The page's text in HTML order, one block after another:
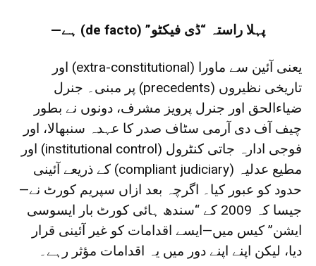
پہلا راستہ “ڈی فیکٹو” (de facto) ہے—
یعنی آئین سے ماورا (extra-constitutional) اور
تاریخی نظیروں (precedents) پر مبنی۔ جنرل
ضیاءالحق اور جنرل پرویز مشرف، دونوں نے بطور
چیف آف دی آرمی سٹاف صدر کا عہدہ سنبھالا، اور
فوجی ادارہ جاتی کنٹرول (institutional control) اور
مطیع عدلیہ (compliant judiciary) کے ذریعے آئینی
حدود کو عبور کیا۔ اگرچہ بعد ازاں سپریم کورٹ نے—
جیسا کہ 2009 کے “سندھ ہائی کورٹ بار ایسوسی
ایشن” کیس میں—ایسے اقدامات کو غیر آئینی قرار
دیا، لیکن اپنے اپنے دور میں یہ اقدامات مؤثر رہے۔